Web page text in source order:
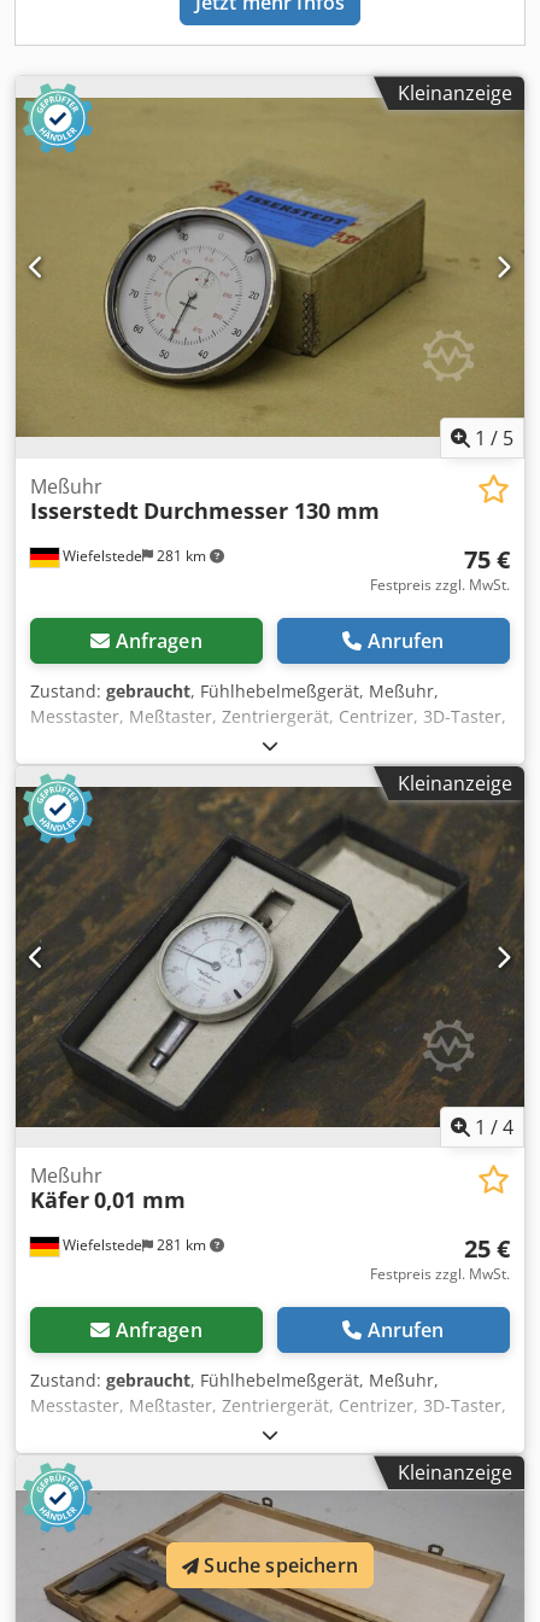
Kleinanzeige
1 / 5
Wiefelstede 281 km
Meßuhr
Isserstedt Durchmesser 130 mm
75 €
Festpreis zzgl. MwSt.
Anfragen Anrufen
Zustand: gebraucht, Fühlhebelmeßgerät, Meßuhr,
Messtaster, Meßtaster, Zentriergerät, Centrizer, 3D-Taster,
Tasteinsatz -Härte: Rockwell Meßuhr Dedpfx Adefbyc
Aerskr -Durchmesser: 130 mm -Höhe: 50 mm -Gewicht: 0,6
kg
Kleinanzeige
1 /4
Wiefelstede 281 km
Meßuhr
Käfer0,01 mm
25 €
Festpreis zzgl. MwSt.
Anfragen Anrufen
Zustand: gebraucht, Fühlhebelmeßgerät, Meßuhr,
Messtaster, Meßtaster, Zentriergerät, Centrizer, 3D-Taster,
Tasteinsatz -Meßbereich: 0-3 mm -Ablesung: 0,01 mm -
Skala: 0-50-0 -Toleranzmarken: verstellbar -Abmessungen:
95/55/H25 mm Dkedsfn Egqopfx Adror -Gewicht: 0,1 kg
Kleinanzeige
Suche speichern